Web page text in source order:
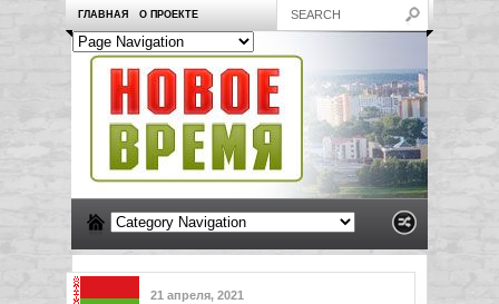
ГЛАВНАЯ О ПРОЕКТЕ
21 апреля, 2021